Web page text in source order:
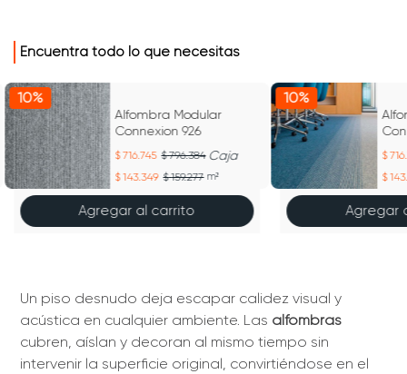
Encuentra todo lo que necesitas
10%
Alfombra Modular
Connexion 926
716.745 796.384 Caja
143.349 159.277 m²
Agregar al carrito
10%
Agregar
Un piso desnudo deja escapar calidez visual y
acústica en cualquier ambiente. Las alfombras
cubren, aíslan y decoran al mismo tiempo sin
intervenir la superficie original, convirtiéndose en el